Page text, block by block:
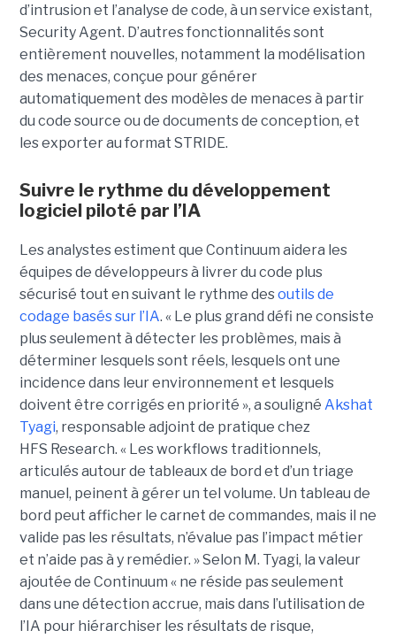
d’intrusion et l’analyse de code, à un service existant,
Security Agent. D’autres fonctionnalités sont
entièrement nouvelles, notamment la modélisation
des menaces, conçue pour générer
automatiquement des modèles de menaces à partir
du code source ou de documents de conception, et
les exporter au format STRIDE.
Suivre le rythme du développement
logiciel piloté par l’IA
Les analystes estiment que Continuum aidera les
équipes de développeurs à livrer du code plus
sécurisé tout en suivant le rythme desoutils de
codage basés sur l’IA. « Le plus grand défi ne consiste
plus seulement à détecter les problèmes, mais à
déterminer lesquels sont réels, lesquels ont une
incidence dans leur environnement et lesquels
doivent être corrigés en priorité », a souligné Akshat
Tyagi, responsable adjoint de pratique chez
HFS Research. « Les workflows traditionnels,
articulés autour de tableaux de bord et d’un triage
manuel, peinent à gérer un tel volume. Un tableau de
bord peut afficher le carnet de commandes, mais il ne
valide pas les résultats, n’évalue pas l’impact métier
et n’aide pas à y remédier. »Selon M. Tyagi, la valeur
ajoutée de Continuum « ne réside pas seulement
dans une détection accrue, mais dans l’utilisation de
l’IA pour hiérarchiser les résultats de risque,